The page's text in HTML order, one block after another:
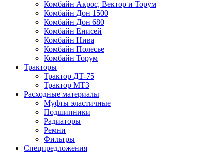
Комбайн Акрос, Вектор и Торум
Комбайн Дон 1500
Комбайн Дон 680
Комбайн Енисей
Комбайн Нива
Комбайн Полесье
Комбайн Торум
Тракторы
Трактор ДТ-75
Трактор МТЗ
Расходные материалы
Муфты эластичные
Подшипники
Радиаторы
Ремни
Фильтры
Спецпредложения